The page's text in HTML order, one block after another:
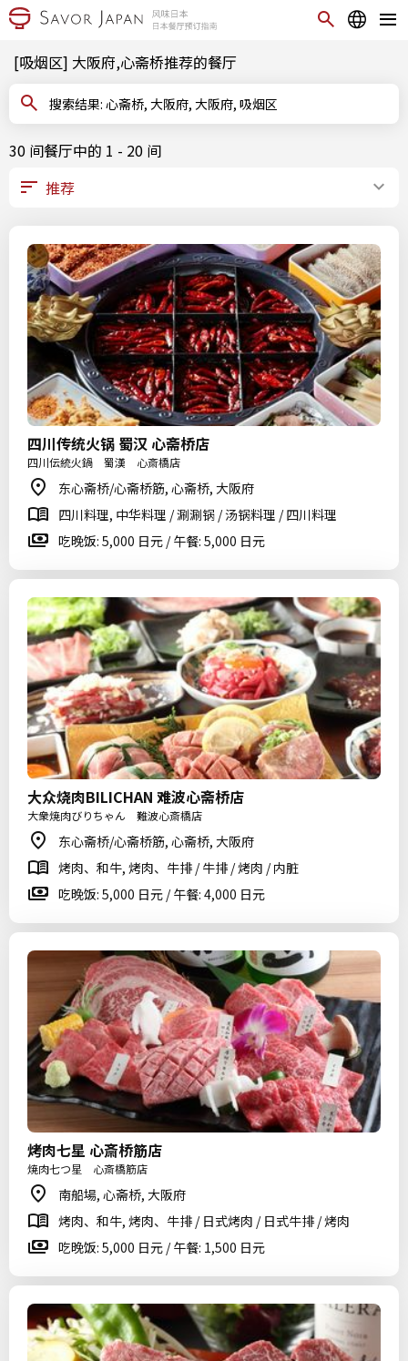
[吸烟区] 大阪府,心斋桥推荐的餐厅
搜索结果: 心斋桥, 大阪府, 大阪府, 吸烟区
30 间餐厅中的 1 - 20 间
四川传统火锅 蜀汉 心斋桥店
四川伝統火鍋 蜀漢 心斎橋店
东心斋桥/心斋桥筋, 心斋桥, 大阪府
四川料理, 中华料理 / 涮涮锅 / 汤锅料理 / 四川料理
吃晚饭: 5,000 日元 / 午餐: 5,000 日元
大众烧肉BILICHAN 难波心斋桥店
大衆焼肉びりちゃん 難波心斎橋店
东心斋桥/心斋桥筋, 心斋桥, 大阪府
烤肉、和牛, 烤肉、牛排 / 牛排 / 烤肉 / 内脏
吃晚饭: 5,000 日元 / 午餐: 4,000 日元
烤肉七星 心斎桥筋店
焼肉七つ星 心斎橋筋店
南船場, 心斋桥, 大阪府
烤肉、和牛, 烤肉、牛排 / 日式烤肉 / 日式牛排 / 烤肉
吃晚饭: 5,000 日元 / 午餐: 1,500 日元